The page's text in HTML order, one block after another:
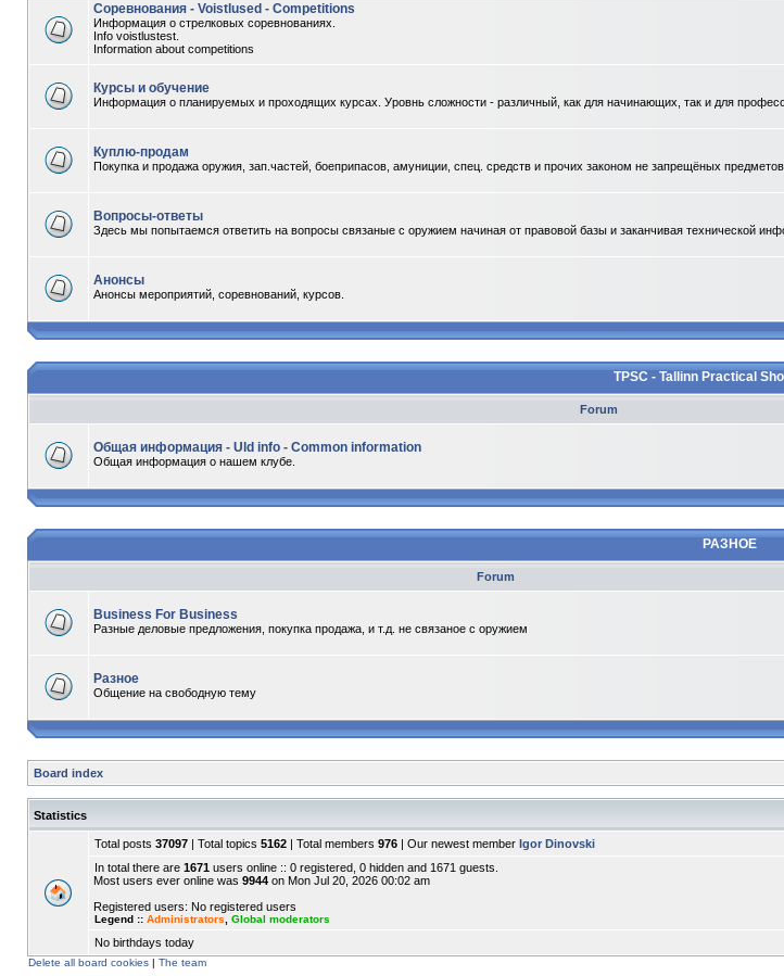
Соревнования - Voistlused - Competitions
Информация о стрелковых соревнованиях.
Info voistlustest.
Information about competitions
Курсы и обучение
Информация о планируемых и проходящих курсах. Уровнь сложности - различный, как для начинающих, так и для
Куплю-продам
Покупка и продажа оружия, зап.частей, боеприпасов, амуниции, спец. средств и прочих законом не запрещёных предметов.
Вопросы-ответы
Здесь мы попытаемся ответить на вопросы связаные с оружием начиная от правовой базы и заканчивая технической
Анонсы
Анонсы мероприятий, соревнований, курсов.
TPSC - Tallinn Practical
Forum
Общая информация - Uld info - Common information
Общая информация о нашем клубе.
РАЗНОЕ
Forum
Business For Business
Разные деловые предложения, покупка продажа, и т.д. не связаное с оружием
Разное
Общение на свободную тему
Board index
Statistics
Total posts 37097 | Total topics 5162 | Total members 976 | Our newest member Igor Dinovski
In total there are 1671 users online :: 0 registered, 0 hidden and 1671 guests.
Most users ever online was 9944 on Mon Jul 20, 2026 00:02 am
Registered users: No registered users
Legend :: Administrators Global moderators
No birthdays today
Delete all board cookies | The team